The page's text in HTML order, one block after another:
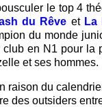
le top 4
du Rêve et La
du monde
en N1 pour la
et ses hommes.
raison du
des outsiders